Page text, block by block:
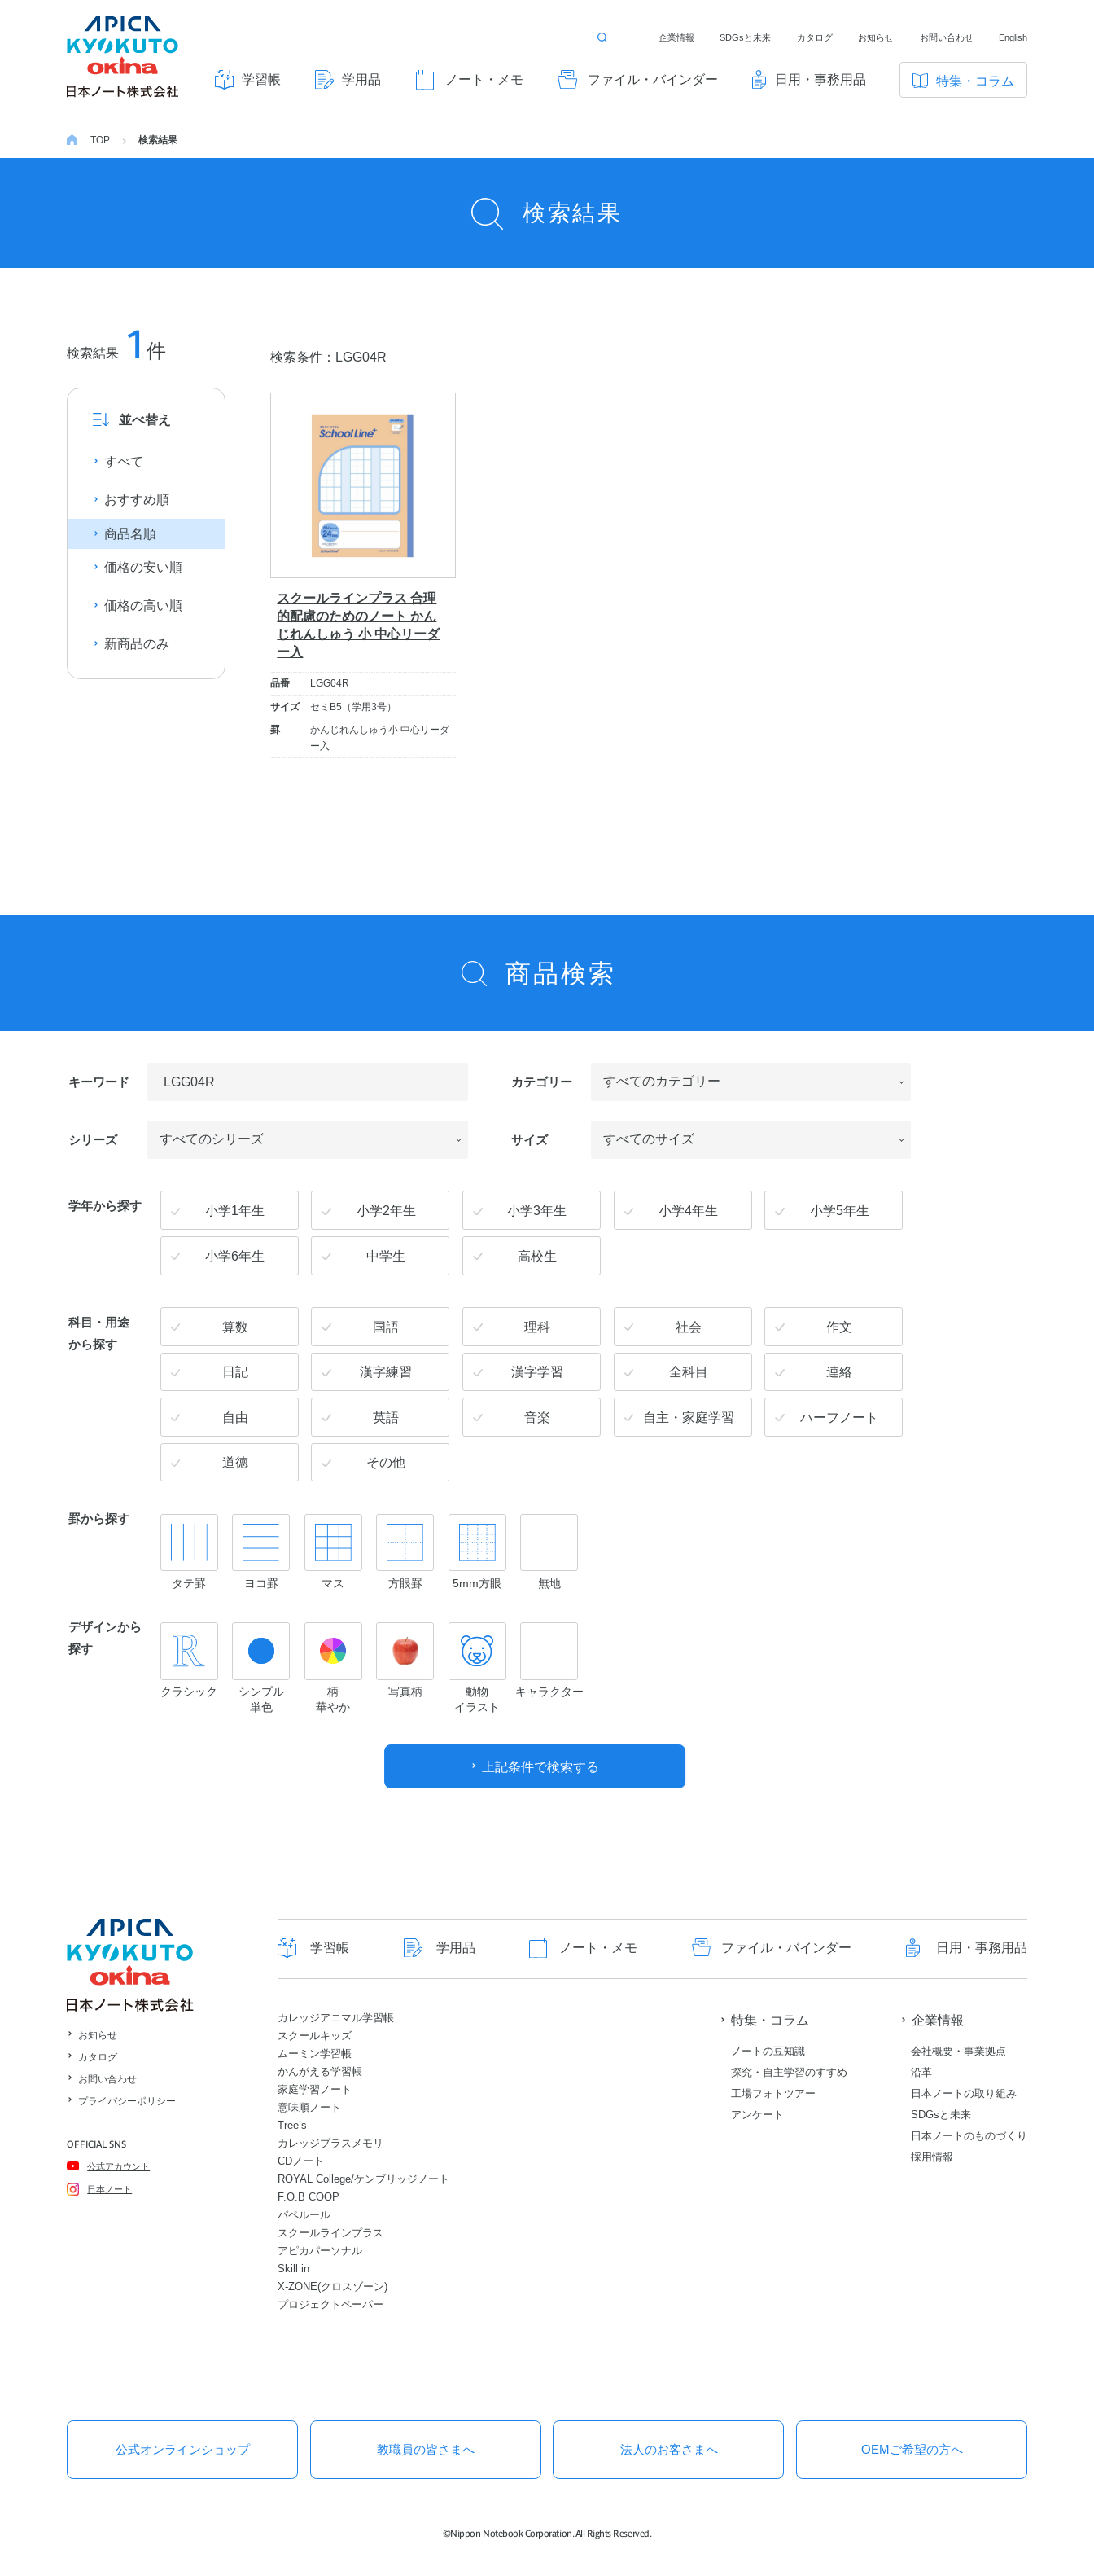
学習帳 学用品 ノート・メモ ファイル・バインダー 日用・事務用品 特集・コラム
検
る
企業情報 SDGsと未来 カタログ お知らせ お問い合わせ English
TOP 検索結果
検索結果
検索結果 1 件 検索条件： LGG04R
並べ替え
すべて
おすすめ順
商品名順
価格の安い順
価格の高い順
新商品のみ
スクールラインプラス 合理
的配慮のためのノート かん
じれんしゅう 小 中心リーダ
ー入
品番 LGG04R
サイズ セミB5（学用3号）
罫
かんじれんしゅう小 中心リーダ
ー入
商品検索
キーワード カテゴリー
シリーズ サイズ
学年から探す 小学1年生 小学2年生 小学3年生 小学4年生 小学5年生
小学6年生 中学生 高校生
科目・用途
から探す
算数 国語 理科 社会 作文
日記 漢字練習 漢字学習 全科目 連絡
自由 英語 音楽 自主・家庭学習 ハーフノート
道徳 その他
罫から探す
タテ罫 ヨコ罫 マス 方眼罫 5mm方眼 無地
デザインから
探す
クラシック
シンプル
単色
柄
華やか
写真柄
動物
イラスト
キャラクター
上記条件で検索する
お知らせ
カタログ
お問い合わせ
プライバシーポリシー
OFFICIAL SNS
公式アカウント
日本ノート
学習帳 学用品 ノート・メモ ファイル・バインダー 日用・事務用品
カレッジアニマル学習帳
スクールキッズ
ムーミン学習帳
かんがえる学習帳
家庭学習ノート
意味順ノート
Tree’s
カレッジプラスメモリ
CDノート
ROYAL College/ケンブリッジノート
F.O.B COOP
パペルール
スクールラインプラス
アピカパーソナル
Skill in
X-ZONE(クロスゾーン)
プロジェクトペーパー
特集・コラム
ノートの豆知識
探究・自主学習のすすめ
工場フォトツアー
アンケート
企業情報
会社概要・事業拠点
沿革
日本ノートの取り組み
SDGsと未来
日本ノートのものづくり
採用情報
公式オンラインショップ 教職員の皆さまへ 法人のお客さまへ OEMご希望の方へ
©Nippon Notebook Corporation. All Rights Reserved.